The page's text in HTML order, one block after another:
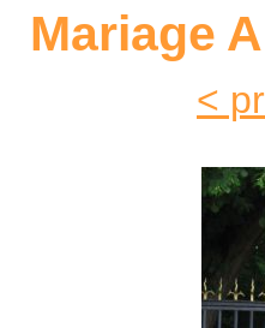
Mariage
<